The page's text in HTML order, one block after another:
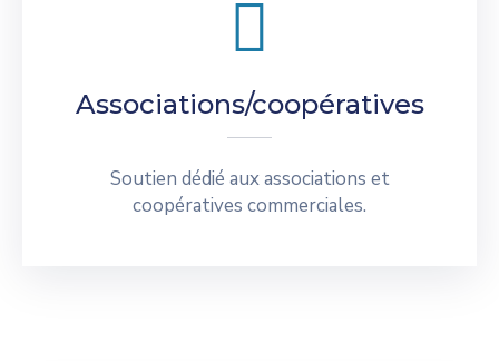
Associations/coopératives
Soutien dédié aux associations et
coopératives commerciales.